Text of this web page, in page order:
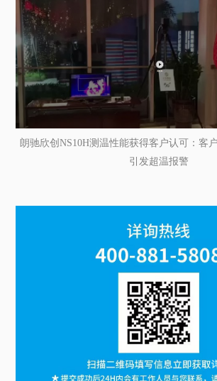
朗驰欣创NS10H测温性能获得客户认可：客
引发超温报警